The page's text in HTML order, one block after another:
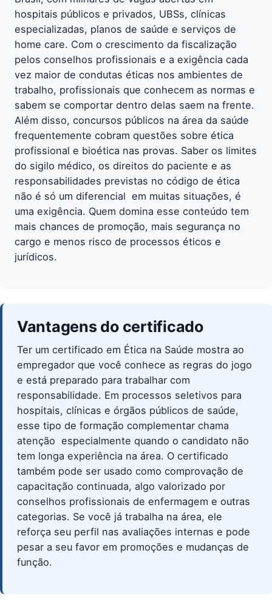
hospitais públicos e privados, UBSs, clínicas
especializadas, planos de saúde e serviços de
home care. Com o crescimento da fiscalização
pelos conselhos profissionais e a exigência cada
vez maior de condutas éticas nos ambientes de
trabalho, profissionais que conhecem as normas e
sabem se comportar dentro delas saem na frente.
Além disso, concursos públicos na área da saúde
frequentemente cobram questões sobre ética
profissional e bioética nas provas. Saber os limites
do sigilo médico, os direitos do paciente e as
responsabilidades previstas no código de ética
não é só um diferencial  em muitas situações, é
uma exigência. Quem domina esse conteúdo tem
mais chances de promoção, mais segurança no
cargo e menos risco de processos éticos e
jurídicos.
Vantagens do certificado
Ter um certificado em Ética na Saúde mostra ao
empregador que você conhece as regras do jogo
e está preparado para trabalhar com
responsabilidade. Em processos seletivos para
hospitais, clínicas e órgãos públicos de saúde,
esse tipo de formação complementar chama
atenção  especialmente quando o candidato não
tem longa experiência na área. O certificado
também pode ser usado como comprovação de
capacitação continuada, algo valorizado por
conselhos profissionais de enfermagem e outras
categorias. Se você já trabalha na área, ele
reforça seu perfil nas avaliações internas e pode
pesar a seu favor em promoções e mudanças de
função.